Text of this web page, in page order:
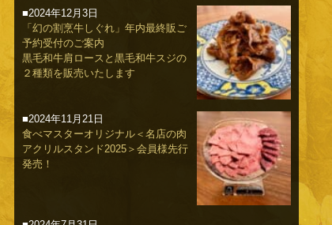
■2024年12月3日
「幻の割烹牛しぐれ」年内最終販ご
予約受付のご案内
黒毛和牛肩ロースと黒毛和牛スジの
２種類を販売いたします
■2024年11月21日
食べマスターオリジナル＜名店の肉
アクリルスタンド2025＞会員様先行
発売！